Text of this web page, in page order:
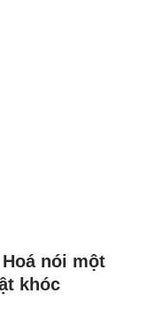
nói một
khóc